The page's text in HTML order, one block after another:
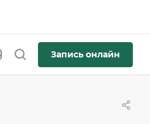
Запись онлайн